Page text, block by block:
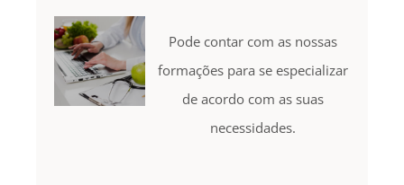
Pode contar com as nossas
formações para se especializar
de acordo com as suas
necessidades.